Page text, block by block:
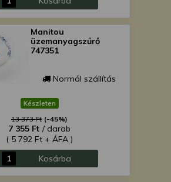
Manitou
üzemanyagszűrő
747351
Normál szállítás
Készleten
13 373 Ft (-45%)
7 355 Ft / darab
( 5 792 Ft + ÁFA )
Kosárba